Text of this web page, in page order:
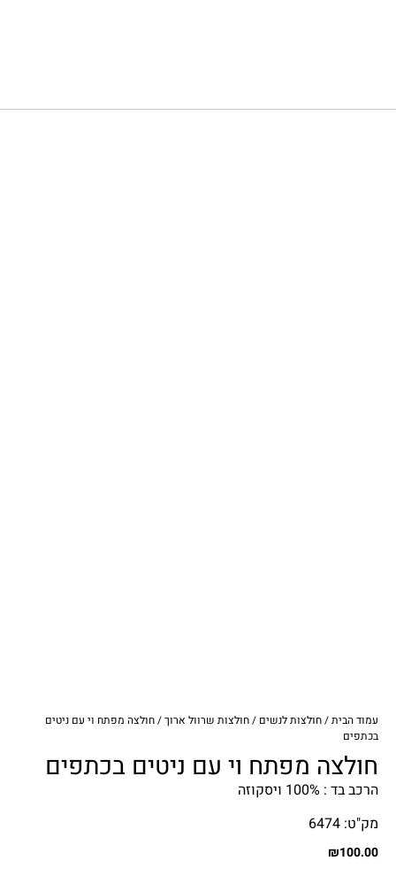
עמוד הבית/חולצות לנשים /חולצות שרוול ארוך/ חולצה מפתח וי עם ניטים
בכתפים
חולצה מפתח וי עם ניטים בכתפים
הרכב בד : 100% ויסקוזה
מק"ט: 6474
₪100.00